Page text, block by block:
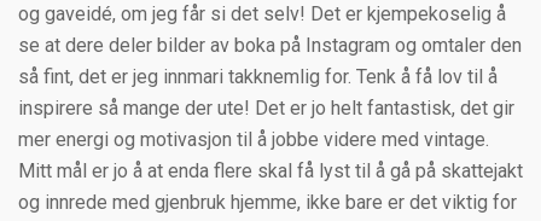
og gaveidé, om jeg får si det selv! Det er kjempekoselig å
se at dere deler bilder av boka på Instagram og omtaler den
så fint, det er jeg innmari takknemlig for. Tenk å få lov til å
inspirere så mange der ute! Det er jo helt fantastisk, det gir
mer energi og motivasjon til å jobbe videre med vintage.
Mitt mål er jo å at enda flere skal få lyst til å gå på skattejakt
og innrede med gjenbruk hjemme, ikke bare er det viktig for